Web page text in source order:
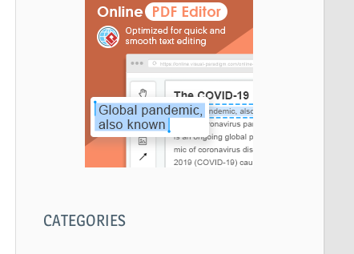
CATEGORIES